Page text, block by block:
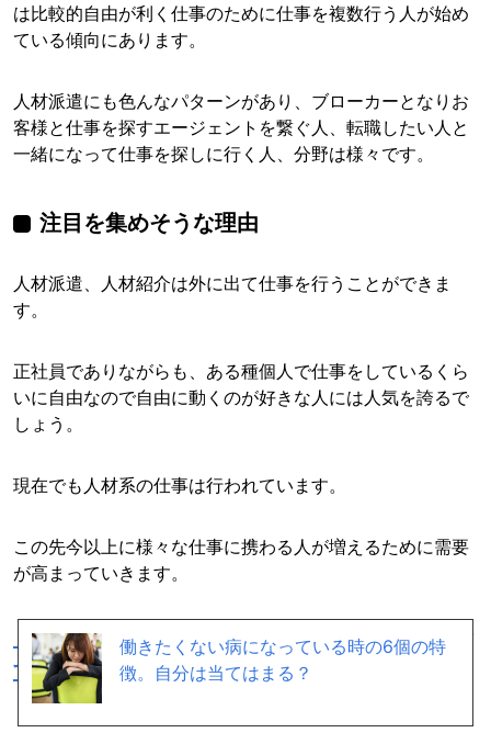
は比較的自由が利く仕事のために仕事を複数行う人が始め
ている傾向にあります。
人材派遣にも色んなパターンがあり、ブローカーとなりお
客様と仕事を探すエージェントを繋ぐ人、転職したい人と
一緒になって仕事を探しに行く人、分野は様々です。
注目を集めそうな理由
人材派遣、人材紹介は外に出て仕事を行うことができま
す。
正社員でありながらも、ある種個人で仕事をしているくら
いに自由なので自由に動くのが好きな人には人気を誇るで
しょう。
現在でも人材系の仕事は行われています。
この先今以上に様々な仕事に携わる人が増えるために需要
が高まっていきます。
「人材派遣の仕事」が自分に向いているか診断
するにはこちら →
働きたくない病になっている時の6個の特
徴。自分は当てはまる？